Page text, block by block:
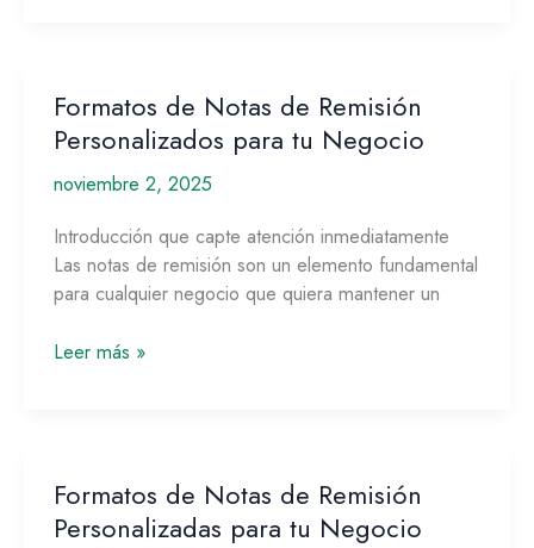
Formatos de Notas de Remisión
Personalizados para tu Negocio
noviembre 2, 2025
Introducción que capte atención inmediatamente
Las notas de remisión son un elemento fundamental
para cualquier negocio que quiera mantener un
Formatos
de
de
Personalizados
para
tu
Leer más »
Formatos de Notas de Remisión
Personalizadas para tu Negocio
Formatos
de